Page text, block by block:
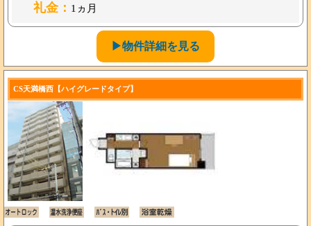
礼金： 1ヵ月
▶物件詳細を見る
CS天満橋西【ハイグレードタイプ】